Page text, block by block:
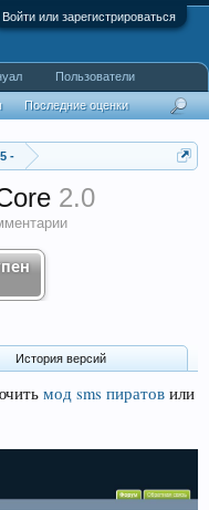
Войти или зарегистрироваться
-
2.0
История версий
мод sms пиратов или
Последние оценки
Пользователи